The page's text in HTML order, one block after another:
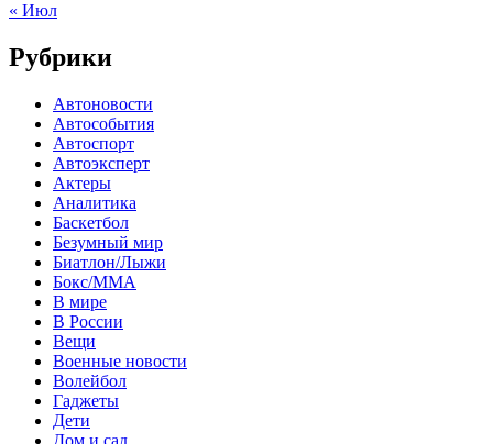
« Июл
Рубрики
Автоновости
Автособытия
Автоспорт
Автоэксперт
Актеры
Аналитика
Баскетбол
Безумный мир
Биатлон/Лыжи
Бокс/MMA
В мире
В России
Вещи
Военные новости
Волейбол
Гаджеты
Дети
Дом и сад